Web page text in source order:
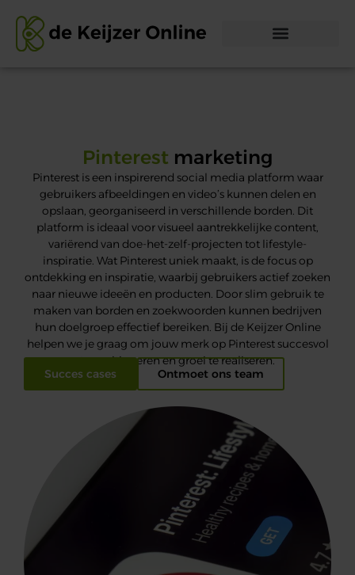
Pinterest marketing
Pinterest is een inspirerend social media platform waar
gebruikers afbeeldingen en video’s kunnen delen en
opslaan, georganiseerd in verschillende borden. Dit
platform is ideaal voor visueel aantrekkelijke content,
variërend van doe-het-zelf-projecten tot lifestyle-
inspiratie. Wat Pinterest uniek maakt, is de focus op
ontdekking en inspiratie, waarbij gebruikers actief zoeken
naar nieuwe ideeën en producten. Door slim gebruik te
maken van borden en zoekwoorden kunnen bedrijven
hun doelgroep effectief bereiken. Bij de Keijzer Online
helpen we je graag om jouw merk op Pinterest succesvol
te positioneren en groei te realiseren.
Succes cases
Ontmoet ons team